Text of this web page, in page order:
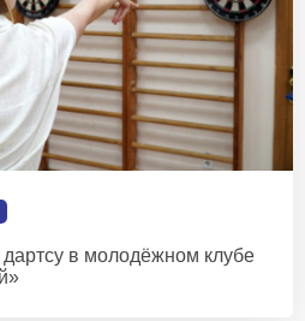
в молодёжном клубе